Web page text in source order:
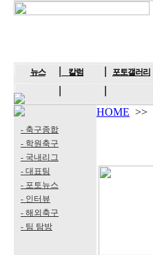
뉴스 칼럼 포토갤러리
- 축구종합
- 학원축구
- 국내리그
- 대표팀
- 포토뉴스
- 인터뷰
- 해외축구
- 팀 탐방
HOME >>